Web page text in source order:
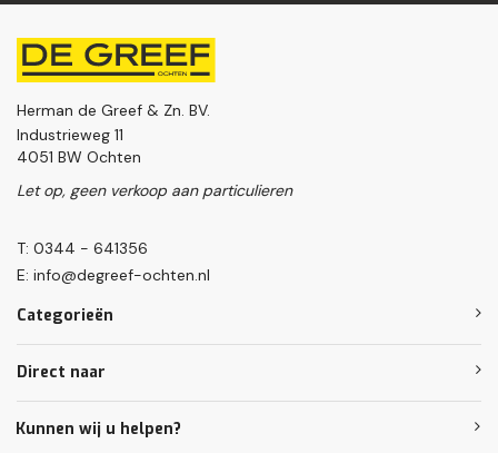
Herman de Greef & Zn. BV.
Industrieweg 11
4051 BW Ochten
Let op, geen verkoop aan particulieren
T: 0344 - 641356
E: info@degreef-ochten.nl
Categorieën
Direct naar
Kunnen wij u helpen?